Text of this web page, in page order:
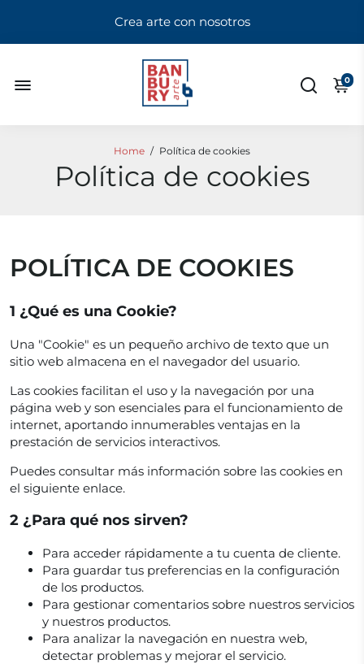
Crea arte con nosotros
0
Home / Política de cookies
Política de cookies
POLÍTICA DE COOKIES
1 ¿Qué es una Cookie?
Una "Cookie" es un pequeño archivo de texto que un
sitio web almacena en el navegador del usuario.
Las cookies facilitan el uso y la navegación por una
página web y son esenciales para el funcionamiento de
internet, aportando innumerables ventajas en la
prestación de servicios interactivos.
Puedes consultar más información sobre las cookies en
el siguiente enlace.
2 ¿Para qué nos sirven?
Para acceder rápidamente a tu cuenta de cliente.
Para guardar tus preferencias en la configuración
de los productos.
Para gestionar comentarios sobre nuestros servicios
y nuestros productos.
Para analizar la navegación en nuestra web,
detectar problemas y mejorar el servicio.